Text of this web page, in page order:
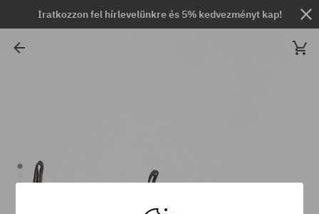
Iratkozzon fel hírlevelünkre és 5% kedvezményt kap!